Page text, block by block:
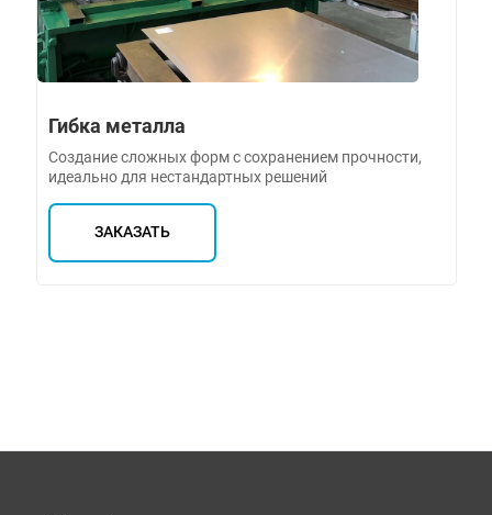
Гибка металла
Создание сложных форм с сохранением прочности,
идеально для нестандартных решений
ЗАКАЗАТЬ